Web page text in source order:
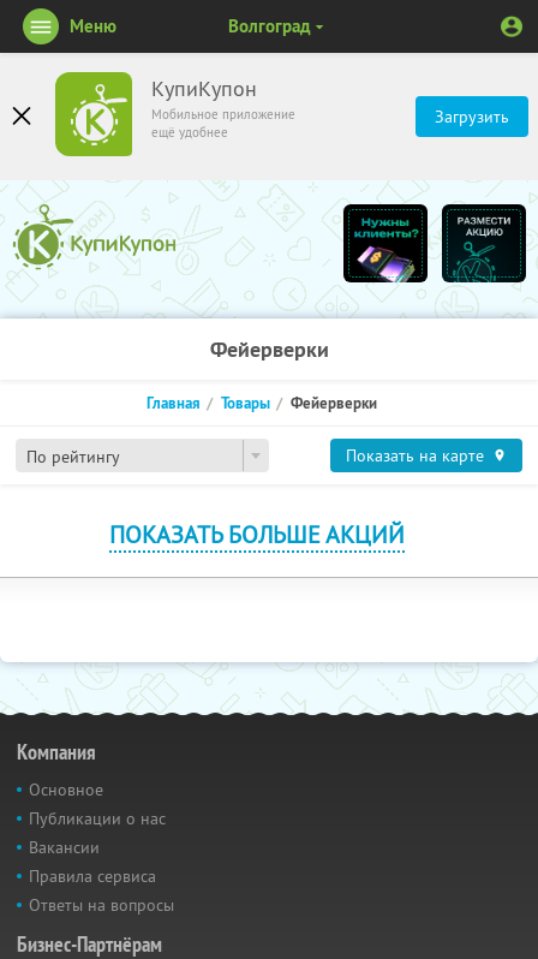
КупиКупон
Мобильное приложение
ещё удобнее
Загрузить
Меню Волгоград
Фейерверки
По рейтингу
Главная Товары Фейерверки
Показать на карте
ПОКАЗАТЬ БОЛЬШЕ АКЦИЙ
Компания
Основное
Публикации о нас
Вакансии
Правила сервиса
Ответы на вопросы
Бизнес-Партнёрам